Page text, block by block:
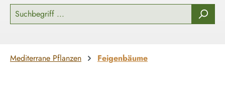
Mediterrane Pflanzen Feigenbäume